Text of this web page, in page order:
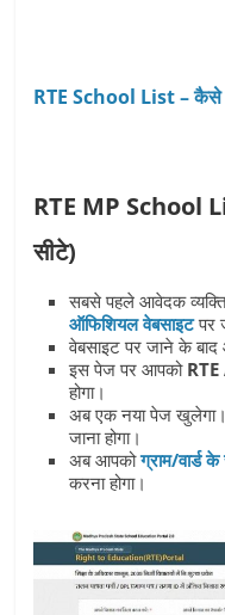
RTE School List – कैसे
RTE MP School
सीटे)
सबसे पहले आवेदक
ऑफिशियल वेबसाइट पर
वेबसाइट पर जाने के
इस पेज पर आपको
होगा।
अब एक नया पेज
जाना होगा।
अब आपकोग्राम/वार्ड
करना होगा।